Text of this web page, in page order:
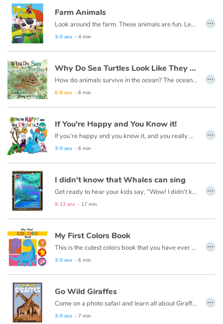
Farm Animals
Look around the farm. These animals are fun. Learn about them all. Pick your favorite one.
3-5 ans - 4 min
…
Why Do Sea Turtles Look Like They Are Crying ?
How do animals survive in the ocean? The ocean is very large and has many predators. Each animal must have something special about them to live there.
6-8 ans - 6 min
…
If You're Happy and You Know it!
If you’re happy and you know it, and you really want to show it…party like an animal in this silly, colorful book!
3-5 ans - 6 min
…
I didn't know that Whales can sing
Get ready to hear your kids say, “Wow! I didn’t know that!” as they dive into this fun, informative, question-answering series of books!
9-12 ans - 17 min
…
My First Colors Book
This is the cutest colors book that you have ever seen. There's a blue dinosaur, and a frog that is green and all kinds of fun colors tucked in between!
3-5 ans - 6 min
…
Go Wild Giraffes
Come on a photo safari and learn all about Giraffes
3-5 ans - 7 min
…